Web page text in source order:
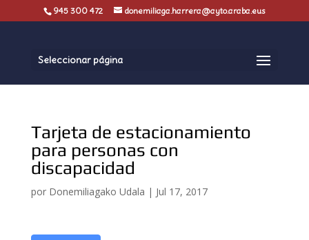
945 300 472 donemiliaga.harrera@ayto.araba.eus
Seleccionar página
Tarjeta de estacionamiento
para personas con
discapacidad
por Donemiliagako Udala | Jul 17, 2017